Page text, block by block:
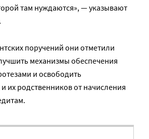
там нуждаются», — указывают
поручений они отметили
механизмы обеспечения
и освободить
их родственников от начисления